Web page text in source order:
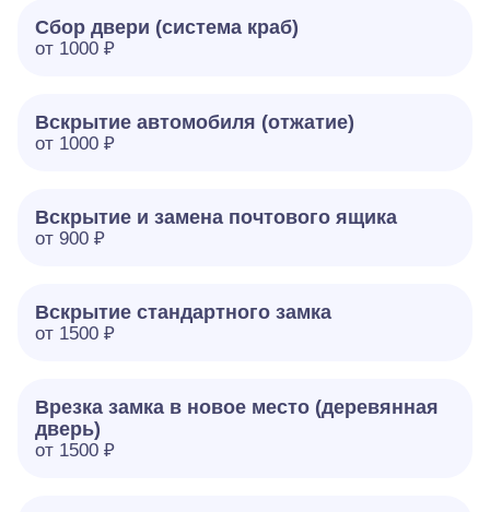
Сбор двери (система краб)
от 1000 ₽
Вскрытие автомобиля (отжатие)
от 1000 ₽
Вскрытие и замена почтового ящика
от 900 ₽
Вскрытие стандартного замка
от 1500 ₽
Врезка замка в новое место (деревянная
дверь)
от 1500 ₽